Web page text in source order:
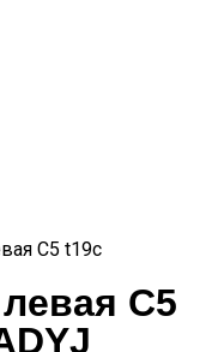
C5 t19c
C5